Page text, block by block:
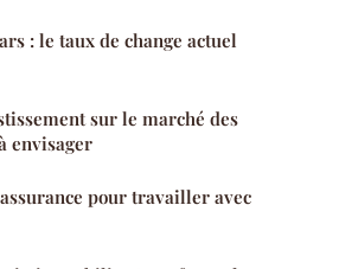
: le taux de change actuel
sur le marché des
envisager
pour travailler avec